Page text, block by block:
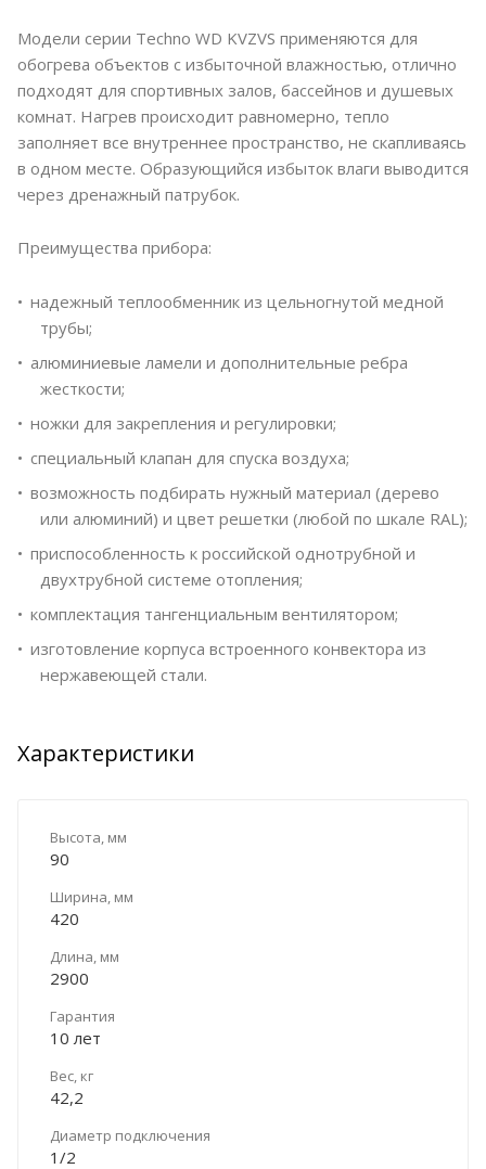
Модели серии Techno WD KVZVS применяются для
обогрева объектов с избыточной влажностью, отлично
подходят для спортивных залов, бассейнов и душевых
комнат. Нагрев происходит равномерно, тепло
заполняет все внутреннее пространство, не скапливаясь
в одном месте. Образующийся избыток влаги выводится
через дренажный патрубок.
Преимущества прибора:
надежный теплообменник из цельногнутой медной
трубы;
алюминиевые ламели и дополнительные ребра
жесткости;
ножки для закрепления и регулировки;
специальный клапан для спуска воздуха;
возможность подбирать нужный материал (дерево
или алюминий) и цвет решетки (любой по шкале RAL);
приспособленность к российской однотрубной и
двухтрубной системе отопления;
комплектация тангенциальным вентилятором;
изготовление корпуса встроенного конвектора из
нержавеющей стали.
Характеристики
Высота, мм
90
Ширина, мм
420
Длина, мм
2900
Гарантия
10 лет
Вес, кг
42,2
Диаметр подключения
1/2